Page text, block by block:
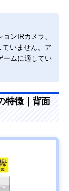
ンIRカメラ、
いません。ア
ームに適してい
特徴｜背面